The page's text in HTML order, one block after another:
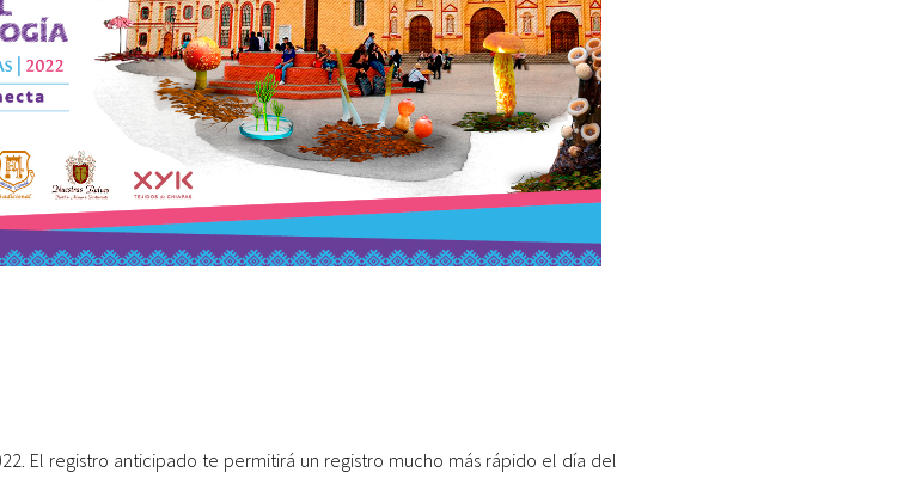
El registro anticipado te permitirá un registro mucho más rápido el día del